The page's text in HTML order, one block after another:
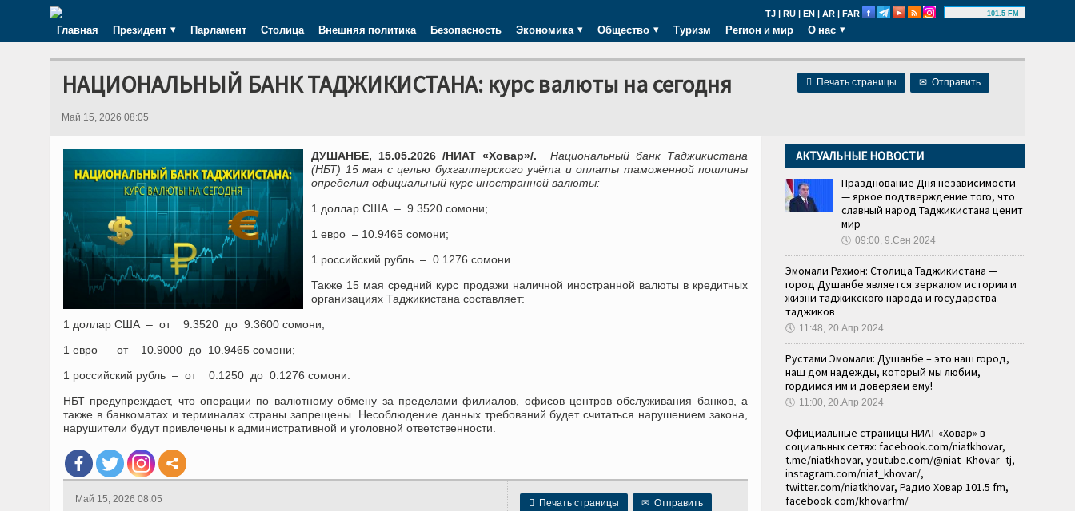
TJ | RU | EN | AR | FAR 101.5 FM
Главная Президент Парламент Столица Внешняя политика Безопасность Экономика Общество Туризм Регион и мир О нас
 Печать страницы ✉ Отправить
НАЦИОНАЛЬНЫЙ БАНК ТАДЖИКИСТАНА: курс валюты на сегодня
Май 15, 2026 08:05
ДУШАНБЕ, 15.05.2026 /НИАТ «Ховар»/.
Национальный банк Таджикистана
(НБТ) 15 мая с целью бухгалтерского учёта и оплаты таможенной пошлины
определил официальный курс иностранной валюты:
1 доллар США – 9.3520 сомони;
1 евро – 10.9465 сомони;
1 российский рубль – 0.1276 сомони.
Также 15 мая средний курс продажи наличной иностранной валюты в кредитных
организациях Таджикистана составляет:
1 доллар США – от 9.3520 до 9.3600 сомони;
1 евро – от 10.9000 до 10.9465 сомони;
1 российский рубль – от 0.1250 до 0.1276 сомони.
НБТ предупреждает, что операции по валютному обмену за пределами филиалов, офисов центров обслуживания банков, а
также в банкоматах и терминалах страны запрещены. Несоблюдение данных требований будет считаться нарушением закона,
нарушители будут привлечены к административной и уголовной ответственности.
 Печать страницы ✉ Отправить
Май 15, 2026 08:05
АКТУАЛЬНЫЕ НОВОСТИ
Празднование Дня независимости
— яркое подтверждение того, что
славный народ Таджикистана ценит
мир
🕔 09:00, 9.Сен 2024
Эмомали Рахмон: Столица Таджикистана —
город Душанбе является зеркалом истории и
жизни таджикского народа и государства
таджиков
🕔 11:48, 20.Апр 2024
Рустами Эмомали: Душанбе – это наш город,
наш дом надежды, который мы любим,
гордимся им и доверяем ему!
🕔 11:00, 20.Апр 2024
Официальные страницы НИАТ «Ховар» в
социальных сетях: facebook.com/niatkhovar,
t.me/niatkhovar, youtube.com/@niat_Khovar_tj,
instagram.com/niat_khovar/,
twitter.com/niatkhovar, Радио Ховар 101.5 fm,
facebook.com/khovarfm/